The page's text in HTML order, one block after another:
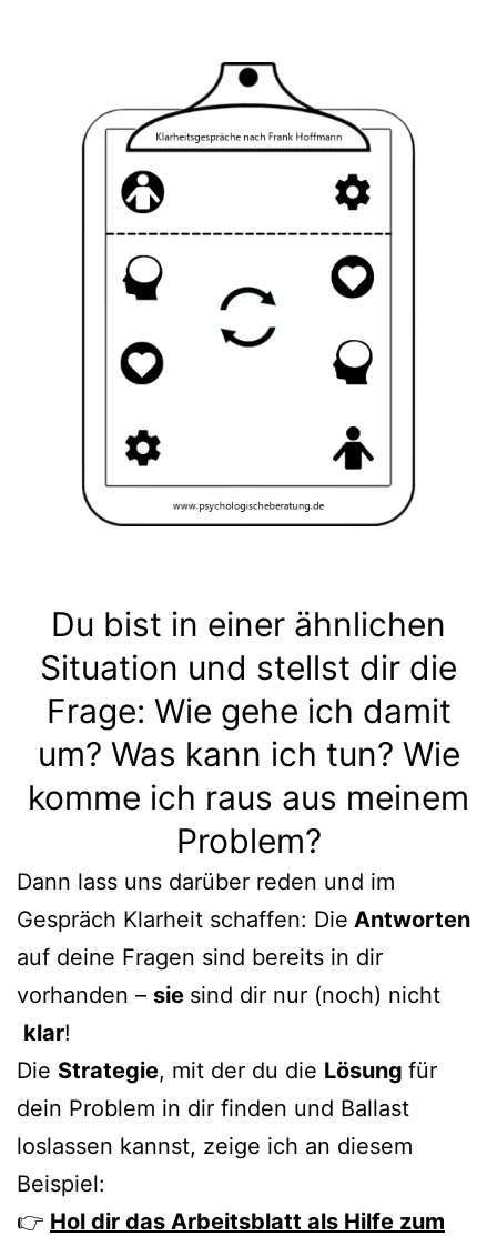
Du bist in einer ähnlichen
Situation und stellst dir die
Frage: Wie gehe ich damit
um? Was kann ich tun? Wie
komme ich raus aus meinem
Problem?
Dann lass uns darüber reden und im
Gespräch Klarheit schaffen: Die Antworten
auf deine Fragen sind bereits in dir
vorhanden – sie sind dir nur (noch) nicht
klar!
Die Strategie, mit der du die Lösung für
dein Problem in dir finden und Ballast
loslassen kannst, zeige ich an diesem
Beispiel:
👉 Hol dir das Arbeitsblatt als Hilfe zum